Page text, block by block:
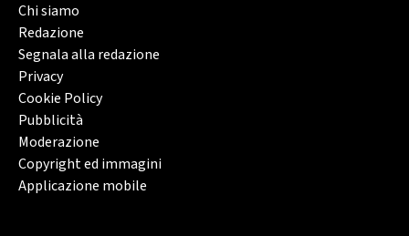
Chi siamo
Redazione
Segnala alla redazione
Privacy
Cookie Policy
Pubblicità
Moderazione
Copyright ed immagini
Applicazione mobile